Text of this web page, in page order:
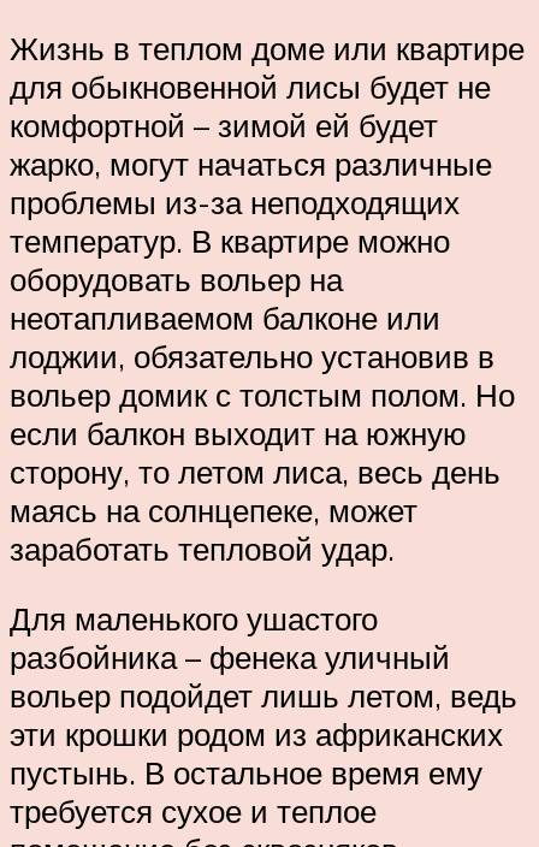
Жизнь в теплом доме или квартире
для обыкновенной лисы будет не
комфортной – зимой ей будет
жарко, могут начаться различные
проблемы из-за неподходящих
температур. В квартире можно
оборудовать вольер на
неотапливаемом балконе или
лоджии, обязательно установив в
вольер домик с толстым полом. Но
если балкон выходит на южную
сторону, то летом лиса, весь день
маясь на солнцепеке, может
заработать тепловой удар.
Для маленького ушастого
разбойника – фенека уличный
вольер подойдет лишь летом, ведь
эти крошки родом из африканских
пустынь. В остальное время ему
требуется сухое и теплое